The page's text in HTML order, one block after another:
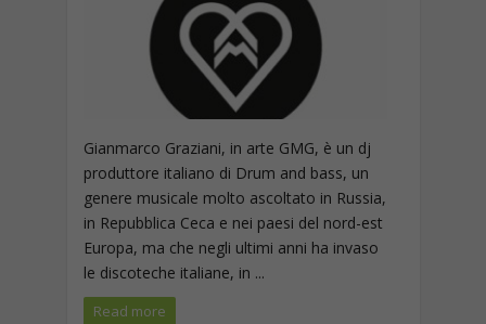
Gianmarco Graziani, in arte GMG, è un dj
produttore italiano di Drum and bass, un
genere musicale molto ascoltato in Russia,
in Repubblica Ceca e nei paesi del nord-est
Europa, ma che negli ultimi anni ha invaso
le discoteche italiane, in ...
Read more